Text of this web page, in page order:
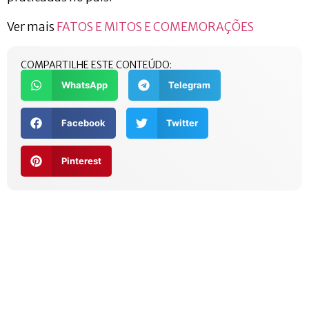
Ver mais FATOS E MITOS E COMEMORAÇÕES
COMPARTILHE ESTE CONTEÚDO:
WhatsApp Telegram
Facebook Twitter
Pinterest